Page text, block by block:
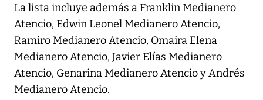
La lista incluye además a Franklin Medianero
Atencio, Edwin Leonel Medianero Atencio,
Ramiro Medianero Atencio, Omaira Elena
Medianero Atencio, Javier Elías Medianero
Atencio, Genarina Medianero Atencio y Andrés
Medianero Atencio.